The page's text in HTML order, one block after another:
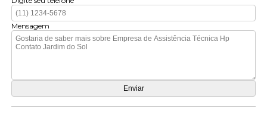
Mensagem